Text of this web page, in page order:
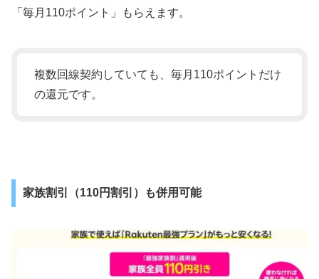
「毎月110ポイント」もらえます。
複数回線契約していても、毎月110ポイントだけ
の還元です。
家族割引（110円割引）も併用可能